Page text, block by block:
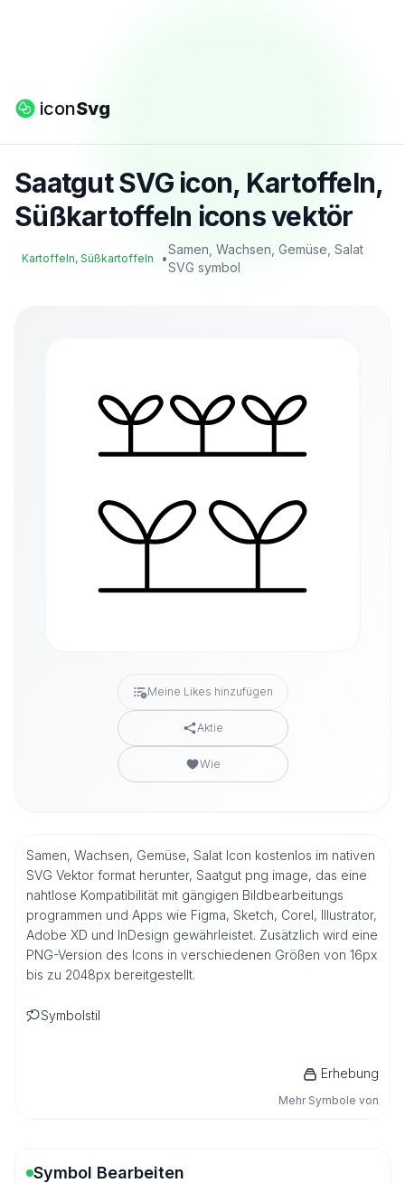
iconSvg
Saatgut SVG icon, Kartoffeln,
Süßkartoffeln icons vektör
Kartoffeln, Süßkartoffeln •
Samen, Wachsen, Gemüse, Salat
SVG symbol
Meine Likes hinzufügen
Aktie
Wie
Samen, Wachsen, Gemüse, Salat Icon kostenlos im nativen
SVG Vektor format herunter, Saatgut png image, das eine
nahtlose Kompatibilität mit gängigen Bildbearbeitungs
programmen und Apps wie Figma, Sketch, Corel, Illustrator,
Adobe XD und InDesign gewährleistet. Zusätzlich wird eine
PNG-Version des Icons in verschiedenen Größen von 16px
bis zu 2048px bereitgestellt.
Symbolstil
Erhebung
Mehr Symbole von
Symbol Bearbeiten